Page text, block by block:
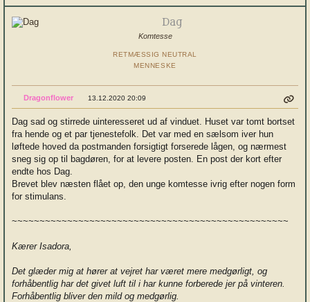
Dag
Komtesse
RETMÆSSIG NEUTRAL
MENNESKE
Dragonflower 13.12.2020 20:09
Dag sad og stirrede uinteresseret ud af vinduet. Huset var tomt bortset
fra hende og et par tjenestefolk. Det var med en sælsom iver hun
løftede hoved da postmanden forsigtigt forserede lågen, og nærmest
sneg sig op til bagdøren, for at levere posten. En post der kort efter
endte hos Dag.
Brevet blev næsten flået op, den unge komtesse ivrig efter nogen form
for stimulans.
~~~~~~~~~~~~~~~~~~~~~~~~~~~~~~~~~~~~~~~~~~~~~~~~~~
Kærer Isadora,
Det glæder mig at hører at vejret har været mere medgørligt, og
forhåbentlig har det givet luft til i har kunne forberede jer på vinteren.
Forhåbentlig bliver den mild og medgørlig.